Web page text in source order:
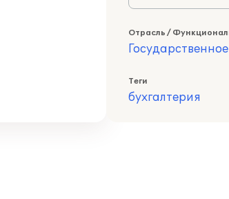
Отрасль /
Теги
бухгалтерия